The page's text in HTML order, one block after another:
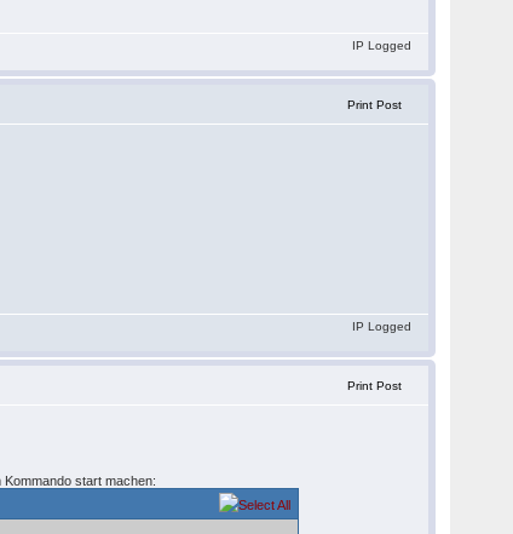
IP Logged
Print Post
IP Logged
Print Post
start machen: